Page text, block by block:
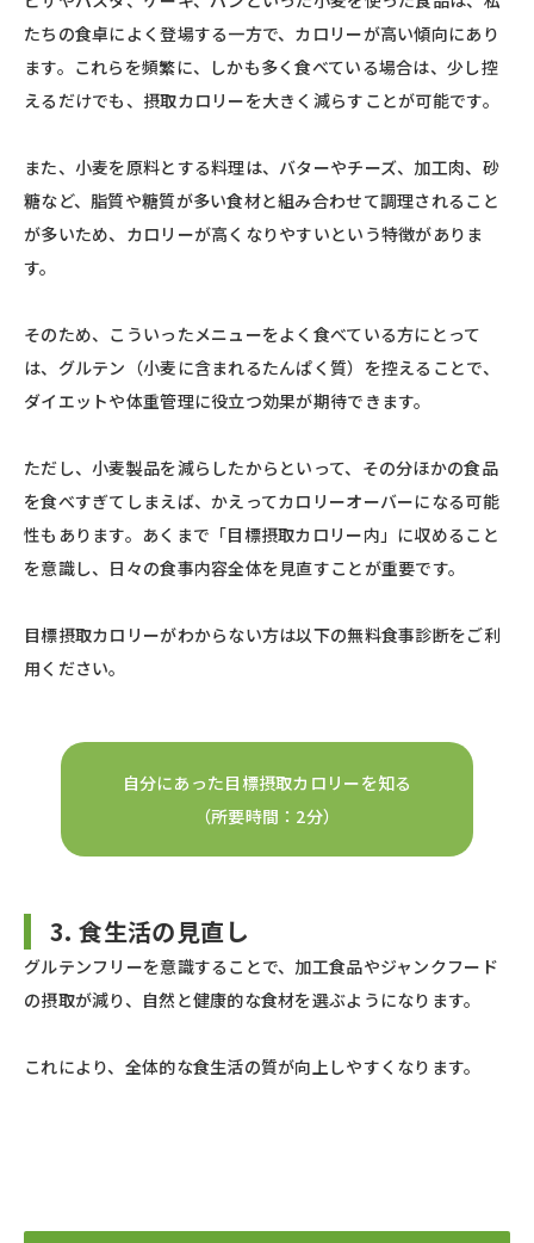
たちの食卓によく登場する一方で、カロリーが高い傾向にあり
ます。これらを頻繁に、しかも多く食べている場合は、少し控
えるだけでも、摂取カロリーを大きく減らすことが可能です。
また、小麦を原料とする料理は、バターやチーズ、加工肉、砂
糖など、脂質や糖質が多い食材と組み合わせて調理されること
が多いため、カロリーが高くなりやすいという特徴がありま
す。
そのため、こういったメニューをよく食べている方にとって
は、グルテン（小麦に含まれるたんぱく質）を控えることで、
ダイエットや体重管理に役立つ効果が期待できます。
ただし、小麦製品を減らしたからといって、その分ほかの食品
を食べすぎてしまえば、かえってカロリーオーバーになる可能
性もあります。あくまで「目標摂取カロリー内」に収めること
を意識し、日々の食事内容全体を見直すことが重要です。
目標摂取カロリーがわからない方は以下の無料食事診断をご利
用ください。
自分にあった目標摂取カロリーを知る
（所要時間：2分）
3. 食生活の見直し
グルテンフリーを意識することで、加工食品やジャンクフード
の摂取が減り、自然と健康的な食材を選ぶようになります。
これにより、全体的な食生活の質が向上しやすくなります。​